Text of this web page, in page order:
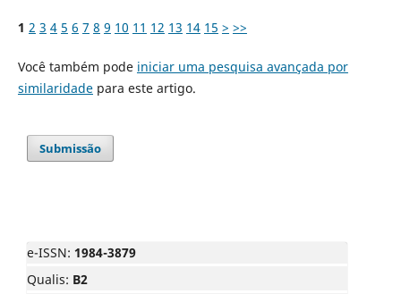
1 2 3 4 5 6 7 8 9 10 11 12 13 14 15 > >>
Você também pode iniciar uma pesquisa avançada por
similaridadepara este artigo.
Submissão
e-ISSN: 1984-3879
Qualis: B2